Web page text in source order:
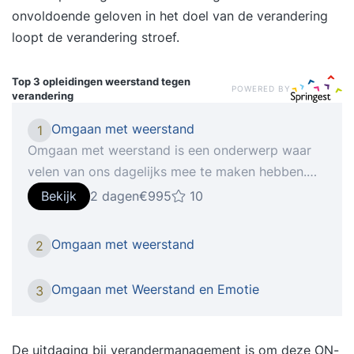
onvoldoende geloven in het doel van de verandering
loopt de verandering stroef.
Top 3 opleidingenweerstand tegen
verandering
POWERED BY
1
Omgaan met weerstand
Omgaan met weerstand is een onderwerp waar
velen van ons dagelijks mee te maken hebben.
Werk je in een team of met mensen? Dan heb je
ook wel eens te maken met weerstand. Dat kan
gaan van negatieve feedback die je ontvangt tot
aan conflicten in je organisatie. Situaties waar je
waar je zekerder in wilt zijn. Goed omgaan met
te bezitten als leidinggevende en professional.
Bekijk 2 dagen€995 10
2 Omgaan met weerstand
3 Omgaan met Weerstand en Emotie
De uitdaging bij verandermanagement is om deze ON-